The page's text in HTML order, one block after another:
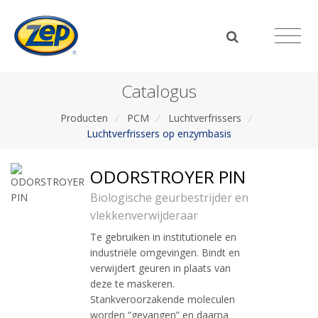
Catalogus
Producten / PCM / Luchtverfrissers /
Luchtverfrissers op enzymbasis
ODORSTROYER PIN
Biologische geurbestrijder en
vlekkenverwijderaar
Te gebruiken in institutionele en
industriële omgevingen. Bindt en
verwijdert geuren in plaats van
deze te maskeren.
Stankveroorzakende moleculen
worden “gevangen” en daarna